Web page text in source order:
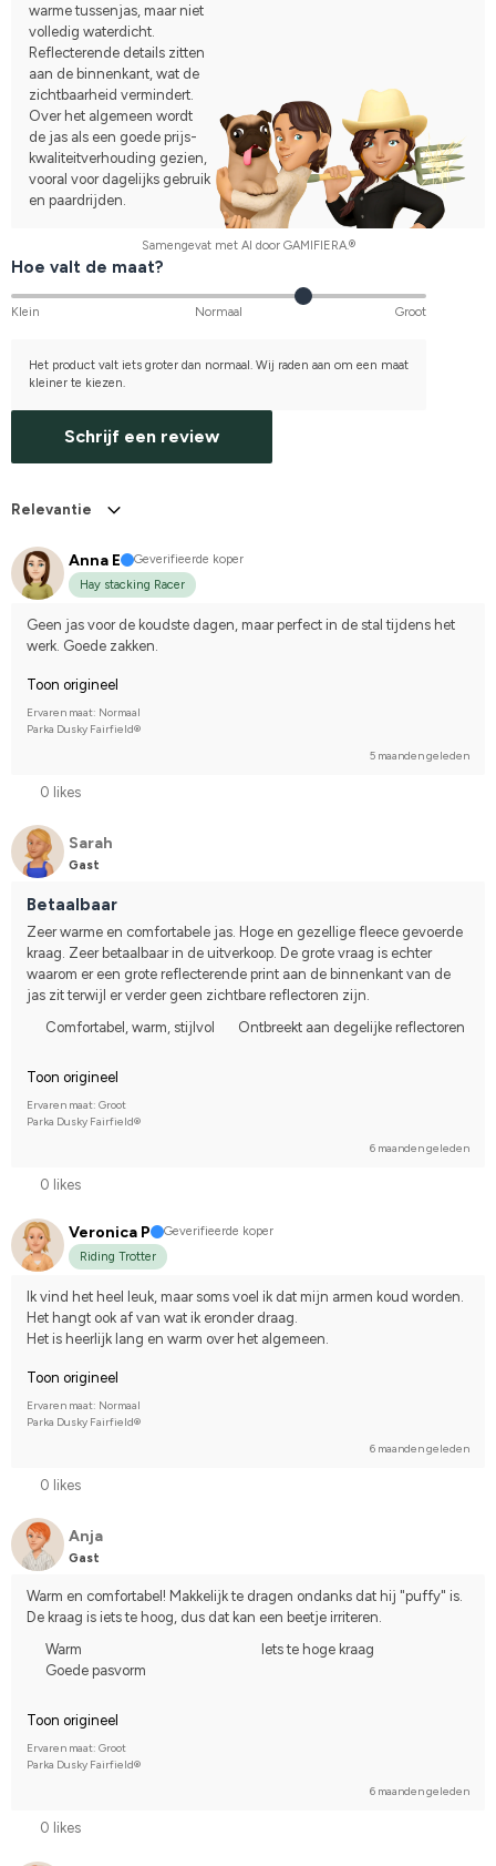
warme tussenjas, maar niet
volledig waterdicht.
Reflecterende details zitten
aan de binnenkant, wat de
zichtbaarheid vermindert.
Over het algemeen wordt
de jas als een goede prijs-
kwaliteitverhouding gezien,
vooral voor dagelijks gebruik
en paardrijden.
Samengevat met AI door GAMIFIERA.®
Hoe valt de maat?
Klein Normaal Groot
Het product valt iets groter dan normaal. Wij raden aan om een maat
kleiner te kiezen.
Schrijf een review
Relevantie
Anna E
Geverifieerde koper
Hay stacking Racer
Geen jas voor de koudste dagen, maar perfect in de stal tijdens het
werk. Goede zakken.
Toon origineel
Ervaren maat: Normaal
Parka Dusky Fairfield®
5 maanden geleden
0 likes
Sarah
Gast
Betaalbaar
Zeer warme en comfortabele jas. Hoge en gezellige fleece gevoerde
kraag. Zeer betaalbaar in de uitverkoop. De grote vraag is echter
waarom er een grote reflecterende print aan de binnenkant van de
jas zit terwijl er verder geen zichtbare reflectoren zijn.
Comfortabel, warm, stijlvol
Ontbreekt aan degelijke reflectoren
Toon origineel
Ervaren maat: Groot
Parka Dusky Fairfield®
6 maanden geleden
0 likes
Veronica P
Geverifieerde koper
Riding Trotter
Ik vind het heel leuk, maar soms voel ik dat mijn armen koud worden.
Het hangt ook af van wat ik eronder draag.
Het is heerlijk lang en warm over het algemeen.
Toon origineel
Ervaren maat: Normaal
Parka Dusky Fairfield®
6 maanden geleden
0 likes
Anja
Gast
Warm en comfortabel! Makkelijk te dragen ondanks dat hij "puffy" is.
De kraag is iets te hoog, dus dat kan een beetje irriteren.
Warm
Goede pasvorm
Iets te hoge kraag
Toon origineel
Ervaren maat: Groot
Parka Dusky Fairfield®
6 maanden geleden
0 likes